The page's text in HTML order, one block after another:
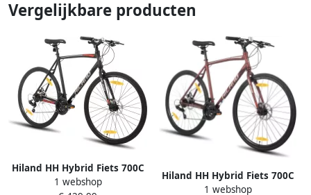
Vergelijkbare producten
Hiland HH Hybrid Fiets 700C
21 Versnellingen Racefiets
1 webshop
Hiland HH Hybrid Fiets 700C
21 Versnellingen Racefiets
1 webshop